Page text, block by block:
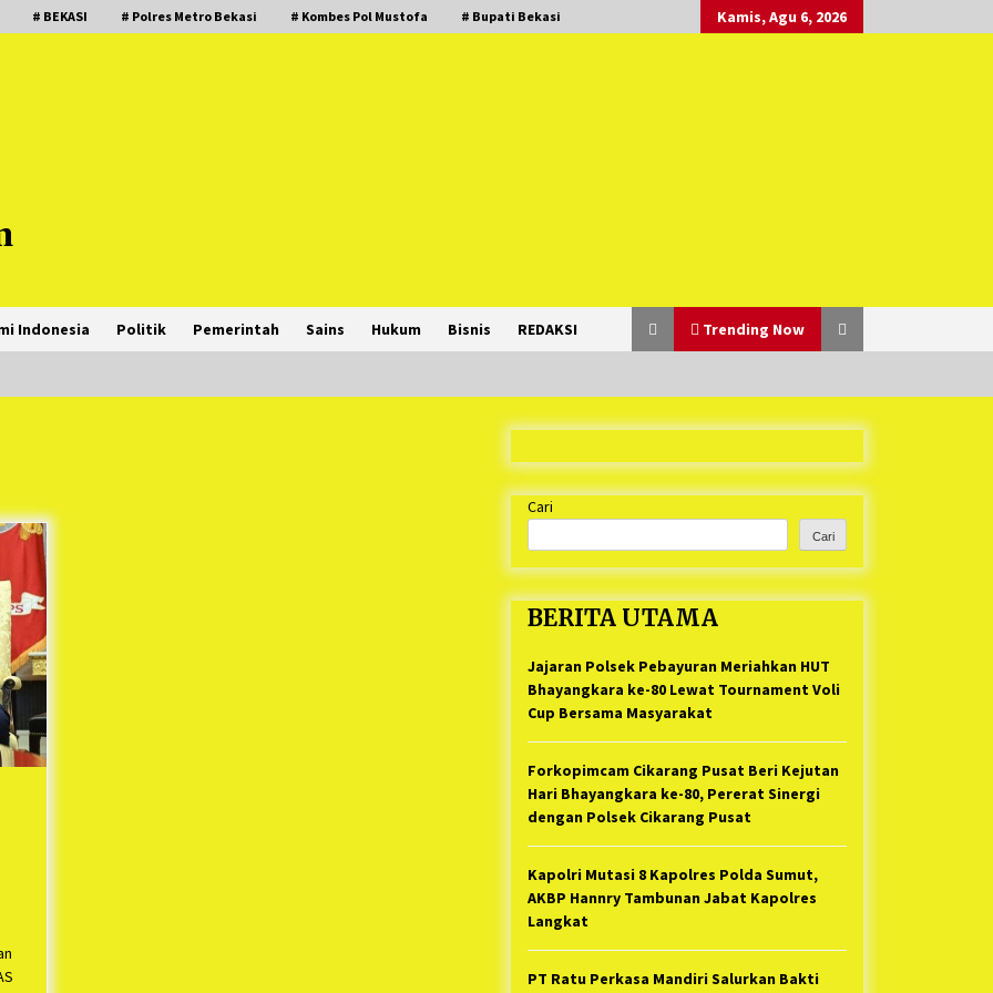
# BEKASI # Polres Metro Bekasi # Kombes Pol Mustofa # Bupati Bekasi Kamis, Agu 6, 2026
Indonesia Politik Pemerintah Sains Hukum Bisnis REDAKSI Trending Now
Tak Dapat Fasilitas yang Sesuai,
Para Peserta Retret Aparatur Desa
Sebelum Waktunya
1 tahun ago
Indonesia Gilang Bayu Nugraha,
S.H, Ucapkan Terimakasih Atas
Support Camat Kedungwaringin
Memberikan Logistik Ke Posko
1 tahun ago
Jelang Ramadhan, Kecamatan
Cikarang Pusat Gelar STQ ke-VII
1 tahun ago
Cari
Cari
BERITA UTAMA
Jajaran Polsek Pebayuran Meriahkan HUT
Bhayangkara ke-80 Lewat Tournament Voli
Cup Bersama Masyarakat
Forkopimcam Cikarang Pusat Beri Kejutan
Hari Bhayangkara ke-80, Pererat Sinergi
dengan Polsek Cikarang Pusat
Kapolri Mutasi 8 Kapolres Polda Sumut,
AKBP Hannry Tambunan Jabat Kapolres
Langkat
PT Ratu Perkasa Mandiri Salurkan Bakti